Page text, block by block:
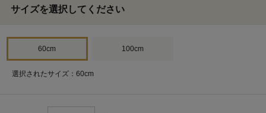
サイズを選択してください
60cm 100cm
選択されたサイズ：60cm